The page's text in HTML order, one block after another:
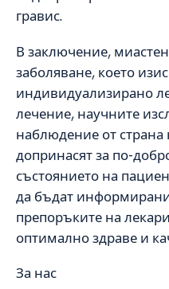
гравис.
В заключение,
заболяване, което
индивидуализирано
лечение, научните
наблюдение от страна
допринасят за по-
състоянието на
да бъдат информирани
препоръките на
оптимално здраве и
За нас